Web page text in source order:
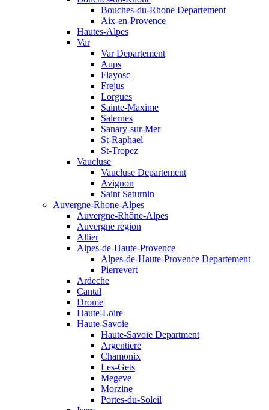
Bouches-du-Rhone Departement
Aix-en-Provence
Hautes-Alpes
Var
Var Departement
Aups
Flayosc
Frejus
Lorgues
Sainte-Maxime
Salernes
Sanary-sur-Mer
St-Raphael
St-Tropez
Vaucluse
Vaucluse Departement
Avignon
Saint Saturnin
Auvergne-Rhone-Alpes
Auvergne-Rhône-Alpes
Auvergne region
Allier
Alpes-de-Haute-Provence
Alpes-de-Haute-Provence Departement
Pierrevert
Ardeche
Cantal
Drome
Haute-Loire
Haute-Savoie
Haute-Savoie Department
Argentiere
Chamonix
Les-Gets
Megeve
Morzine
Portes-du-Soleil